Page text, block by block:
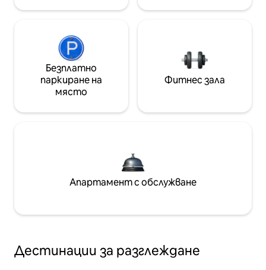
Безплатно
паркиране на
място
Фитнес зала
Апартамент с обслужване
Дестинации за разглеждане